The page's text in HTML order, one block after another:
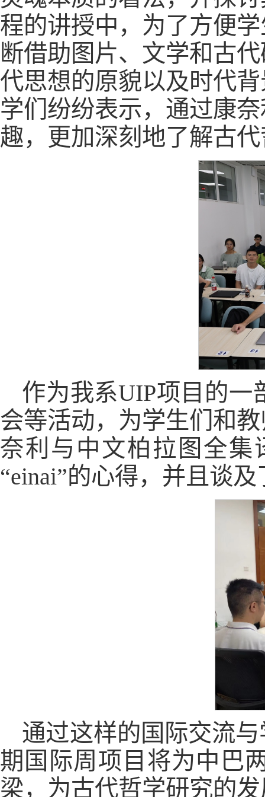
程的讲授中，为了方便
断借助图片、文学和古
代思想的原貌以及时代
学们纷纷表示，通过康
趣，更加深刻地了解古
作为我系UIP项目的一
会等活动，为学生们和
奈利与中文柏拉图全集
“einai”的心得，并且谈
通过这样的国际交流
期国际周项目将为中巴
梁，为古代哲学研究的